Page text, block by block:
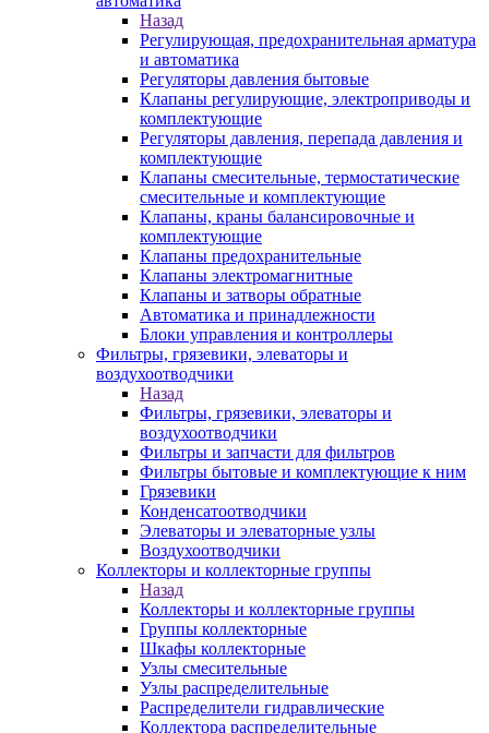
Назад
Регулирующая, предохранительная арматура
и автоматика
Регуляторы давления бытовые
Клапаны регулирующие, электроприводы и
комплектующие
Регуляторы давления, перепада давления и
комплектующие
Клапаны смесительные, термостатические
смесительные и комплектующие
Клапаны, краны балансировочные и
комплектующие
Клапаны предохранительные
Клапаны электромагнитные
Клапаны и затворы обратные
Автоматика и принадлежности
Блоки управления и контроллеры
Фильтры, грязевики, элеваторы и
воздухоотводчики
Назад
Фильтры, грязевики, элеваторы и
воздухоотводчики
Фильтры и запчасти для фильтров
Фильтры бытовые и комплектующие к ним
Грязевики
Конденсатоотводчики
Элеваторы и элеваторные узлы
Воздухоотводчики
Коллекторы и коллекторные группы
Назад
Коллекторы и коллекторные группы
Группы коллекторные
Шкафы коллекторные
Узлы смесительные
Узлы распределительные
Распределители гидравлические
Коллектора распределительные